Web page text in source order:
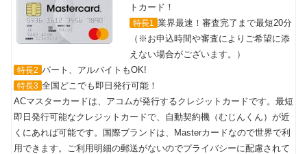
トカード！
特長1 業界最速！審査完了まで最短20分
（※お申込時間や審査によりご希望に添
えない場合がございます。）
特長2 パート、アルバイトもOK!
特長3 全国どこでも即日発行可能！
ACマスターカードは、アコムが発行するクレジットカードです。最短
即日発行可能なクレジットカードで、自動契約機（むじんくん）が近
くにあれば可能です。国際ブランドは、Masterカードなので世界で利
用できます。ご利用明細の郵送がないのでプライバシーに配慮されて